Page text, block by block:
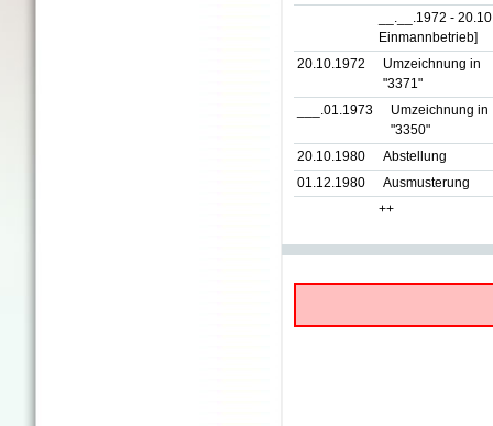
__.__.1972 -
Einmannbetrieb]
20.10.1972
Umzeichnung in
"3371"
___.01.1973
Umzeichnung in
"3350"
20.10.1980
Abstellung
01.12.1980
Ausmusterung
++